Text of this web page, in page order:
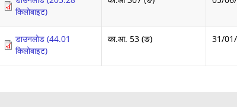
किलोबाइट)
डाउनलोड (44.01
किलोबाइट)
का.आ. 53 (ङ) 31/